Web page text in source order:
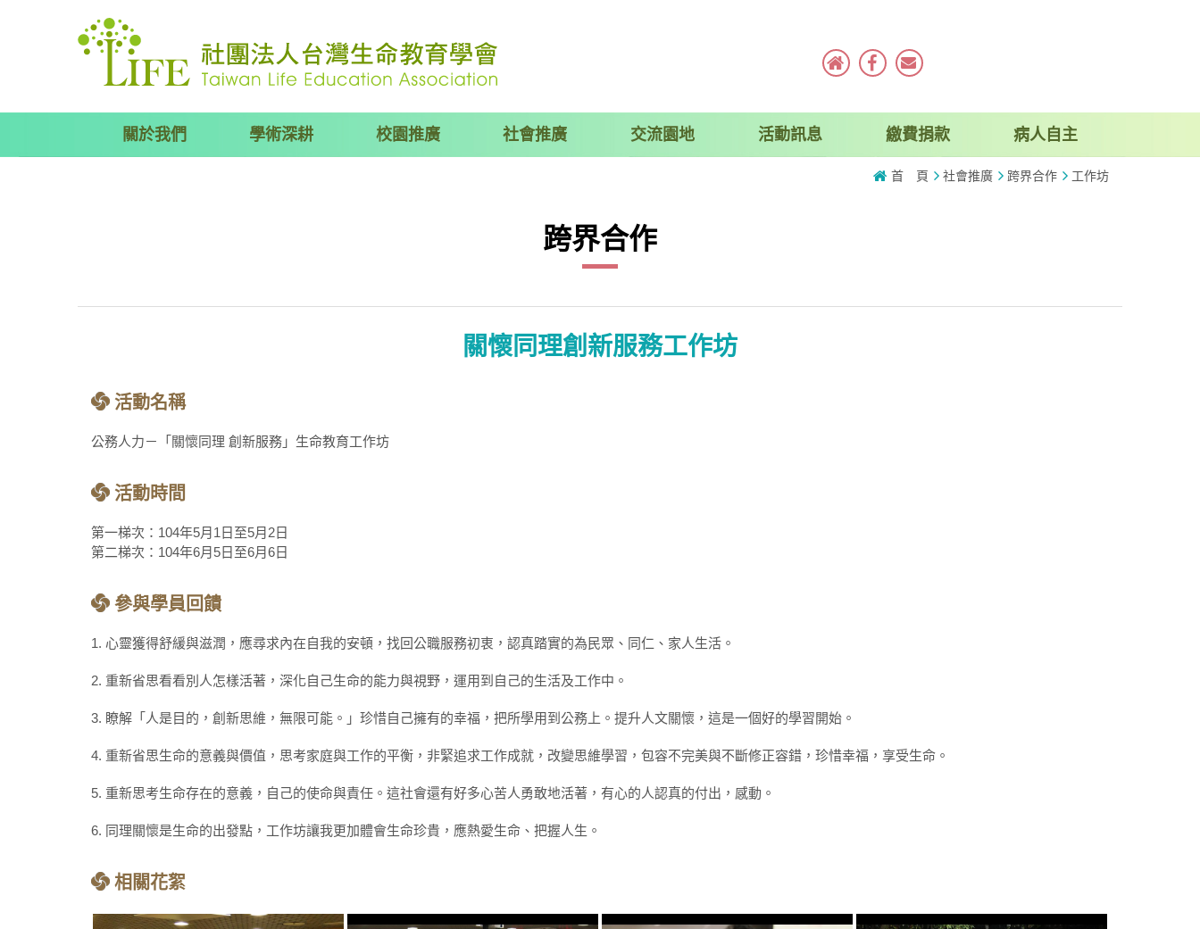
關於我們 學術深耕 校園推廣 社會推廣 交流園地 活動訊息 繳費捐款 病人自主
首 頁 社會推廣 跨界合作 工作坊
跨界合作
關懷同理創新服務工作坊
活動名稱
公務人力－「關懷同理 創新服務」生命教育工作坊
活動時間
第一梯次：104年5月1日至5月2日
第二梯次：104年6月5日至6月6日
參與學員回饋
1. 心靈獲得舒緩與滋潤，應尋求內在自我的安頓，找回公職服務初衷，認真踏實的為民眾、同仁、家人生活。
2. 重新省思看看別人怎樣活著，深化自己生命的能力與視野，運用到自己的生活及工作中。
3. 瞭解「人是目的，創新思維，無限可能。」珍惜自己擁有的幸福，把所學用到公務上。提升人文關懷，這是一個好的學習開始。
4. 重新省思生命的意義與價值，思考家庭與工作的平衡，非緊追求工作成就，改變思維學習，包容不完美與不斷修正容錯，珍惜幸福，享受生命。
5. 重新思考生命存在的意義，自己的使命與責任。這社會還有好多心苦人勇敢地活著，有心的人認真的付出，感動。
6. 同理關懷是生命的出發點，工作坊讓我更加體會生命珍貴，應熱愛生命、把握人生。
相關花絮